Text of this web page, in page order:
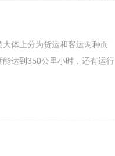
体上分为货运和客运两种而
达到350公里小时，还有运行